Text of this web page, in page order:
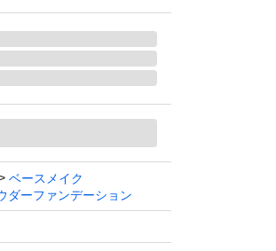
ベースメイク
ダーファンデーション